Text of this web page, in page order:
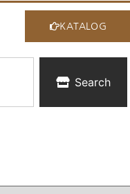
KATALOG
Search